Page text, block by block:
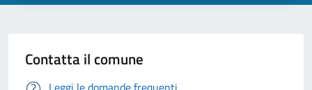
Contatta il comune